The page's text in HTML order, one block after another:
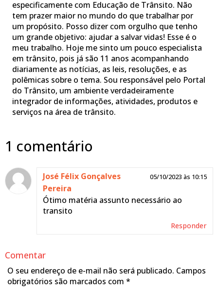
especificamente com Educação de Trânsito. Não
tem prazer maior no mundo do que trabalhar por
um propósito. Posso dizer com orgulho que tenho
um grande objetivo: ajudar a salvar vidas! Esse é o
meu trabalho. Hoje me sinto um pouco especialista
em trânsito, pois já são 11 anos acompanhando
diariamente as notícias, as leis, resoluções, e as
polêmicas sobre o tema. Sou responsável pelo Portal
do Trânsito, um ambiente verdadeiramente
integrador de informações, atividades, produtos e
serviços na área de trânsito.
1 comentário
José Félix Gonçalves
Pereira
05/10/2023 às 10:15
Ótimo matéria assunto necessário ao
transito
Responder
Comentar
O seu endereço de e-mail não será publicado. Campos
obrigatórios são marcados com *